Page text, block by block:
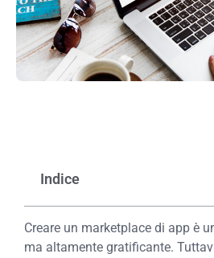
Indice
Creare un marketplace di app è
ma altamente gratificante.